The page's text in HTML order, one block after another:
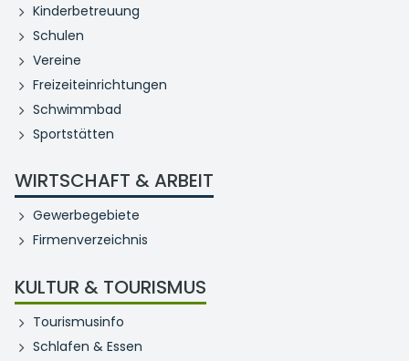
Kinderbetreuung
Schulen
Vereine
Freizeiteinrichtungen
Schwimmbad
Sportstätten
WIRTSCHAFT & ARBEIT
Gewerbegebiete
Firmenverzeichnis
KULTUR & TOURISMUS
Tourismusinfo
Schlafen & Essen